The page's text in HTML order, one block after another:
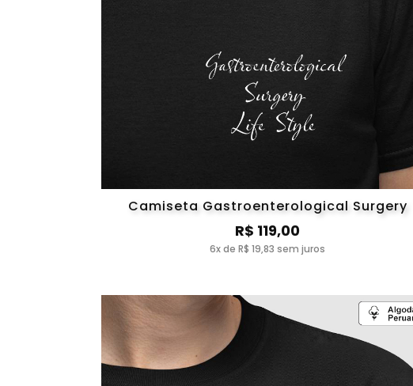
Camiseta Gastroenterological Surgery
R$ 119,00
6x de R$ 19,83 sem juros